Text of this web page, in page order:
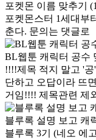
포켓몬 이름 맞추기
포켓몬스터 1세대부
춘다. 문의는 댓글로
BL웹툰 캐릭터 공수
!!!!제목 적지 말고 '
단하고 오답이라 뜨
거임!!!! 제목관련 제
블루록 설명 보고 캐
블루록 3기 (네오 에